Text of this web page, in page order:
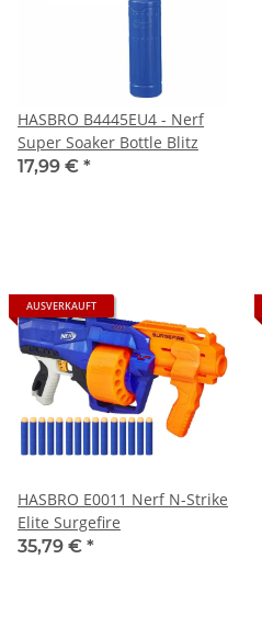
HASBRO B4445EU4 - Nerf
Super Soaker Bottle Blitz
17,99 € *
AUSVERKAUFT
HASBRO E0011 Nerf N-Strike
Elite Surgefire
35,79 € *